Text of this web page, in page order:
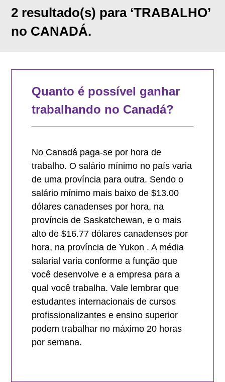
2 resultado(s) para ‘TRABALHO’
no CANADÁ.
Quanto é possível ganhar
trabalhando no Canadá?
No Canadá paga-se por hora de
trabalho. O salário mínimo no país varia
de uma província para outra. Sendo o
salário mínimo mais baixo de $13.00
dólares canadenses por hora, na
província de Saskatchewan, e o mais
alto de $16.77 dólares canadenses por
hora, na província de Yukon . A média
salarial varia conforme a função que
você desenvolve e a empresa para a
qual você trabalha. Vale lembrar que
estudantes internacionais de cursos
profissionalizantes e ensino superior
podem trabalhar no máximo 20 horas
por semana.